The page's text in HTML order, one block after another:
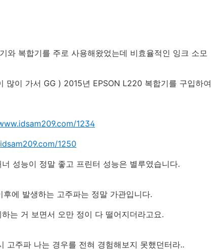
와 복합기를 주로 사용해왔었는데 비효율적인 잉크 소모
많이 가서 GG ) 2015년 EPSON L220 복합기를 구입하여
1234
1250
성능이 정말 좋고 프린터 성능은 별루였습니다.
에 발생하는 고주파는 정말 가관입니다.
는 거 보면서 오만 정이 다 떨어지더라고요.
고주파 나는 경우를 전혀 경험해보지 못했던터라..